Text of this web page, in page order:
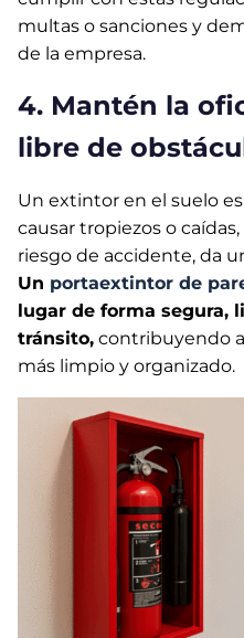
multas o sanciones y
de la empresa.
4. Mantén la
libre de
Un extintor en el suelo
causar tropiezos o
riesgo de accidente, da
Un portaextintor de
lugar de forma segura,
tránsito, contribuyendo
más limpio y organizado.